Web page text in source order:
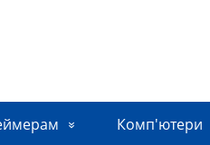
Комп'ютери